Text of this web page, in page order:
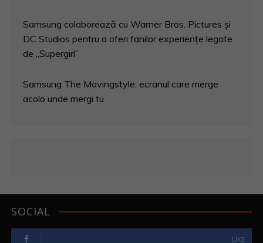
o
Samsung colaborează cu Warner Bros. Pictures și
DC Studios pentru a oferi fanilor experiențe legate
de „Supergirl”
Samsung The Movingstyle: ecranul care merge
acolo unde mergi tu
SOCIAL
LIKE